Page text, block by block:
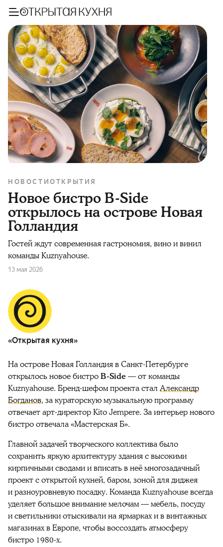
НОВОСТИОТКРЫТИЯ
Новое бистро B-Side
открылось на острове Новая
Голландия
Гостей ждут современная гастрономия, вино и винил
команды Kuznyahouse.
13 мая 2026
«Открытая кухня»
На острове Новая Голландия в Санкт-Петербурге
открылось новое бистроB-Side — от команды
Kuznyahouse. Бренд-шефом проекта стал Александр
Богданов, за кураторскую музыкальную программу
отвечает арт-директор Kito Jempere. За интерьер нового
бистро отвечала «Мастерская Б».
Главной задачей творческого коллектива было
сохранить яркую архитектуру здания с высокими
кирпичными сводами и вписать в неё многозадачный
проект с открытой кухней, баром, зоной для диджея
и разноуровневую посадку. Команда Kuznyahouse всегда
уделяет большое внимание мелочам — мебель, посуду
и светильники отыскивали на ярмарках и в винтажных
магазинах в Европе, чтобы воссоздать атмосферу
бистро 1980-х.